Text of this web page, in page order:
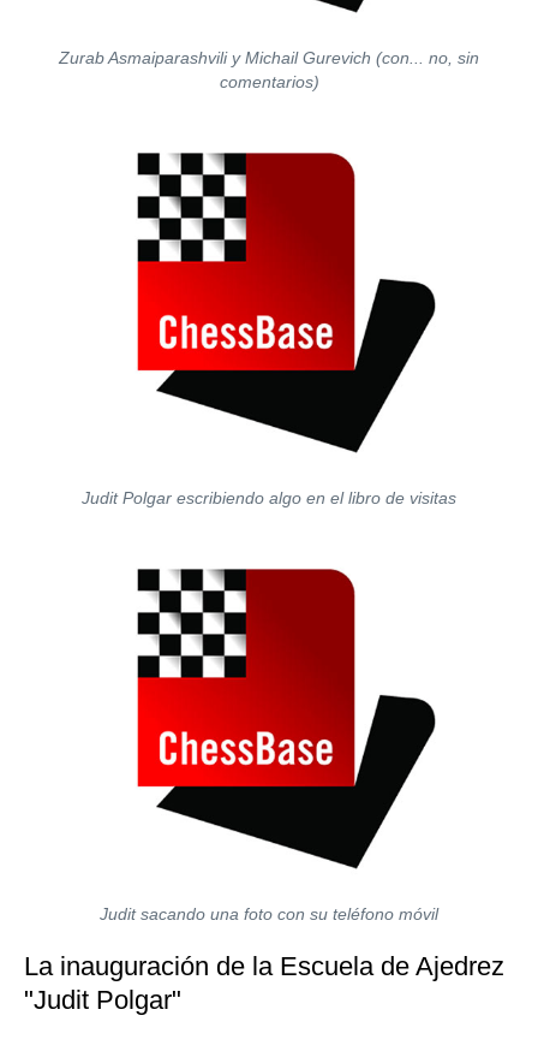
Zurab Asmaiparashvili y Michail Gurevich (con... no, sin
comentarios)
Judit Polgar escribiendo algo en el libro de visitas
Judit sacando una foto con su teléfono móvil
La inauguración de la Escuela de Ajedrez
"Judit Polgar"